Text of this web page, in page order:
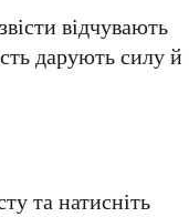
відчувають
дарують силу й
та натисніть